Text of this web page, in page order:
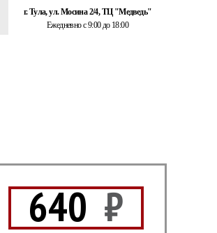
г. Тула, ул. Мосина 2/4, ТЦ "Медведь"
Ежедневно с 9:00 до 18:00
640₽